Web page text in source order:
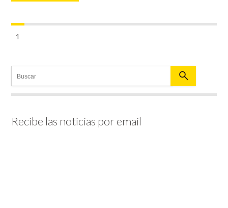
1
Recibe las noticias por email